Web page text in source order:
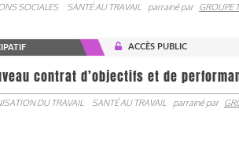
SOCIALES SANTÉ AU TRAVAIL parrainé par GROUPE
ACCÈS PUBLIC
contrat d’objectifs et de
DU TRAVAIL SANTÉ AU TRAVAIL parrainé par